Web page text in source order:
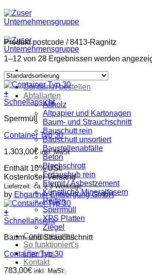
Zum
Inhalt
springen
Container bestellen
Abfallarten
Altholz
Altpapier und Kartonagen
Baum- und Strauchschnitt
Bauschutt rein
Bauschutt unsortiert
Baustellenabfälle
Beton
Blechschrott
Erdaushub rein
Eternit / Asbestzement
Künstliche Mineralfasern
Reifen
Sperrmüll
XPS Platten
Ziegel
Containerarten
So funktioniert’s
Über uns
Kontakt
Produkt postcode /8413-Ragnitz
1–12 von 28 Ergebnissen werden
+
Schnellansicht
Sperrmüll
Container Typ 30
1.303,00€ inkl. MwSt
Enthält 10% USt.
Kostenloser Versand
Lieferzeit: ca. 2-3 Werktage
by Ehgartner Entsorgung GmbH
+
Schnellansicht
Baum- und Strauchschnitt
Container Typ 30
783,00€ inkl. MwSt